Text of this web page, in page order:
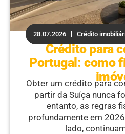
28.07.2026 Crédito
Crédito para
Portugal: como
Obter um crédito para
partir da Suíça nunca
entanto, as regras
profundamente em
lado,